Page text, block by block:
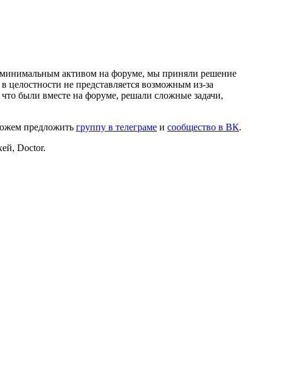
активом на форуме, мы приняли решение
не представляется возможным из-за
были вместе на форуме, решали сложные задачи,
предложить группу в телеграме и сообщество в ВК.
Doctor.